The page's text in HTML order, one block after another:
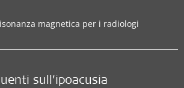
magnetica per i radiologi
sull’ipoacusia